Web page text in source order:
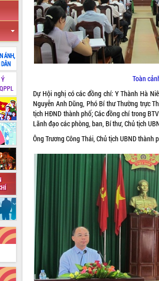
Toàn
Dự Hội nghị có các đồng chí: Y Thành Hà
Nguyễn Anh Dũng, Phó Bí thư Thường trực
tịch HĐND thành phố; Các đồng chí trong
Lãnh đạo các phòng, ban, Bí thư, Chủ tịch
Ông Trương Công Thái, Chủ tịch UBND